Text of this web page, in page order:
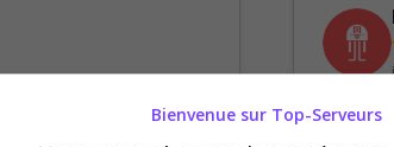
serveur
Bienvenue sur Top-Serveurs